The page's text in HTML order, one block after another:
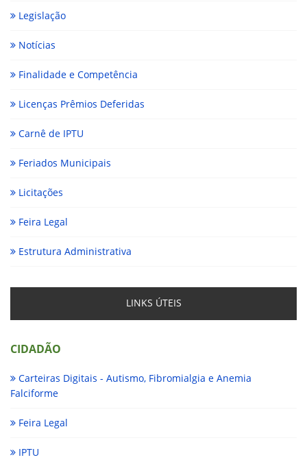
Legislação
Notícias
Finalidade e Competência
Licenças Prêmios Deferidas
Carnê de IPTU
Feriados Municipais
Licitações
Feira Legal
Estrutura Administrativa
LINKS ÚTEIS
CIDADÃO
Carteiras Digitais - Autismo, Fibromialgia e Anemia
Falciforme
Feira Legal
IPTU